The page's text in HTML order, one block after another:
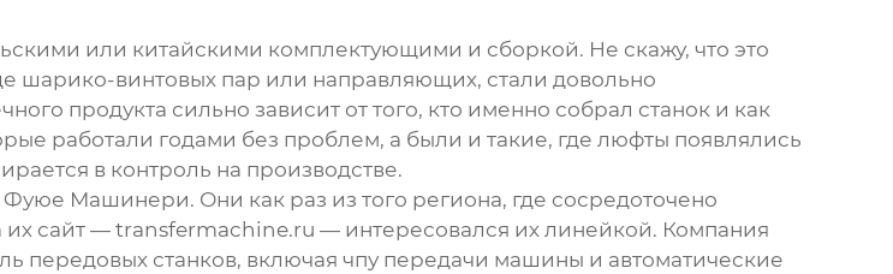
или китайскими комплектующими и сборкой. Не скажу, что это
шарико-винтовых пар или направляющих, стали довольно
продукта сильно зависит от того, кто именно собрал станок и как
работали годами без проблем, а были и такие, где люфты появлялись
в контроль на производстве.
Фуюе Машинери. Они как раз из того региона, где сосредоточено
их сайт — transfermachine.ru — интересовался их линейкой. Компания
передовых станков, включая чпу передачи машины и автоматические